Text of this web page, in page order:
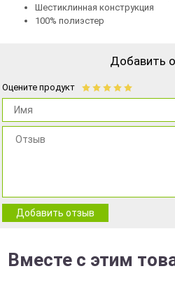
Шестиклинная конструкция
100% полиэстер
Добавить
Оцените продукт
Добавить отзыв
Вместе с этим